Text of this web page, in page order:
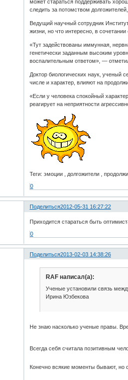
может стараться поддерживать
следить за потомством
Ведущий научный сотрудник
жизни, но что интересно, в
«Тут задействованы иммунная,
генетически заданным высоким
воспалительным ответом», —
Доктор биологических наук, ученый
числе и характер, влияют на
«Если у человека спокойный
реагирует на неприятности
Теги: эмоции , долгожители ,
0
Поделиться2012-05-31 16:27:22
Приходится стараться быть
0
Поделиться2013-02-03 14:38:26
RAF написал(а):
Ученые установили связь
Ирина Юзбекова
Не знаю насколько ученые правы.
Всегда себя считала позитивным
Конечно всякие моменты бывают,